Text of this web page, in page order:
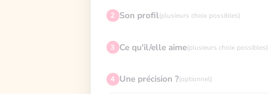
2 Son profil(plusieurs choix possibles)
3 Ce qu'il/elle aime(plusieurs choix possibles)
4 Une précision ?(optionnel)